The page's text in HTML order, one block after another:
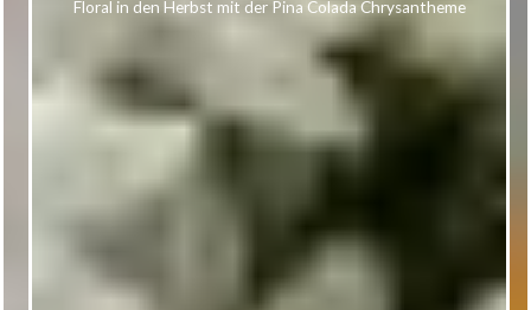
Floral in den Herbst mit der Pina Colada Chrysantheme